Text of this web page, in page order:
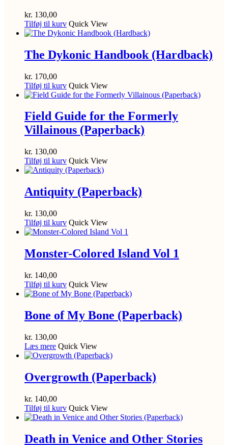
kr. 130,00
Tilføj til kurv Quick View
The Dykonic Handbook (Hardback)
kr. 170,00
Tilføj til kurv Quick View
Field Guide for the Formerly
Villainous (Paperback)
kr. 130,00
Tilføj til kurv Quick View
Antiquity (Paperback)
kr. 130,00
Tilføj til kurv Quick View
Monster-Colored Island Vol 1
kr. 140,00
Tilføj til kurv Quick View
Bone of My Bone (Paperback)
kr. 130,00
Læs mere Quick View
Overgrowth (Paperback)
kr. 140,00
Tilføj til kurv Quick View
Death in Venice and Other Stories